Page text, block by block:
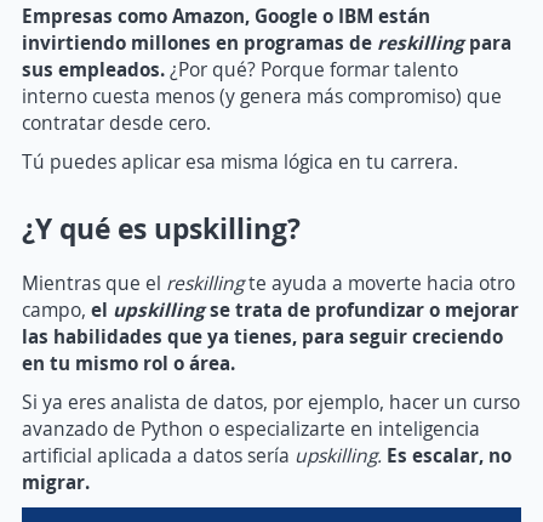
Empresas como Amazon, Google o IBM están
invirtiendo millones en programas de reskillingpara
sus empleados.¿Por qué? Porque formar talento
interno cuesta menos (y genera más compromiso) que
contratar desde cero.
Tú puedes aplicar esa misma lógica en tu carrera.
¿Y qué es upskilling?
Mientras que el reskillingte ayuda a moverte hacia otro
campo, el upskillingse trata de profundizar o mejorar
las habilidades que ya tienes, para seguir creciendo
en tu mismo rol o área.
Si ya eres analista de datos, por ejemplo, hacer un curso
avanzado de Python o especializarte en inteligencia
artificial aplicada a datos sería upskilling. Es escalar, no
migrar.